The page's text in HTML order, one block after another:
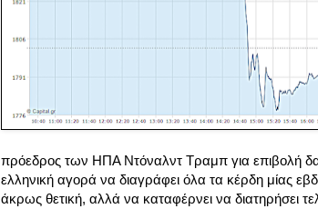
πρόεδρος των ΗΠΑ Ντόναλντ Τραμπ για επιβολή
ελληνική αγορά να διαγράφει όλα τα κέρδη μίας
άκρως θετική, αλλά να καταφέρνει να διατηρήσει